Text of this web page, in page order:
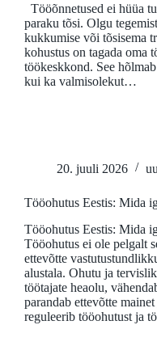
Tööõnnetused ei hüüa
paraku tõsi. Olgu
kukkumise või tõsisema
kohustus on tagada oma
töökeskkond. See
kui ka valmisolekut…
20. juuli 2026
Tööohutus Eestis: Mida
Tööohutus Eestis: Mida
Tööohutus ei ole pelgalt
ettevõtte
alustala. Ohutu ja
töötajate heaolu,
parandab ettevõtte
reguleerib tööohutust ja